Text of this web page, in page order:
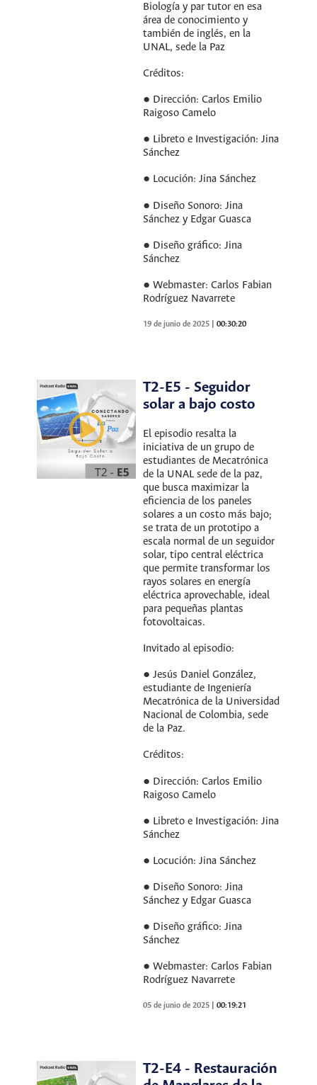
Biología y par tutor en esa
área de conocimiento y
también de inglés, en la
UNAL, sede la Paz
Créditos:
● Dirección: Carlos Emilio
Raigoso Camelo
● Libreto e Investigación: Jina
Sánchez
● Locución: Jina Sánchez
● Diseño Sonoro: Jina
Sánchez y Edgar Guasca
● Diseño gráfico: Jina
Sánchez
● Webmaster: Carlos Fabian
Rodríguez Navarrete
19 de junio de 2025 |00:30:20
T2-E5 - Seguidor
solar a bajo costo
El episodio resalta la
iniciativa de un grupo de
estudiantes de Mecatrónica
de la UNAL sede de la paz,
que busca maximizar la
eficiencia de los paneles
solares a un costo más bajo;
se trata de un prototipo a
escala normal de un seguidor
solar, tipo central eléctrica
que permite transformar los
rayos solares en energía
eléctrica aprovechable, ideal
para pequeñas plantas
fotovoltaicas.
Invitado al episodio:
● Jesús Daniel González,
estudiante de Ingeniería
Mecatrónica de la Universidad
Nacional de Colombia, sede
de la Paz.
Créditos:
● Dirección: Carlos Emilio
Raigoso Camelo
● Libreto e Investigación: Jina
Sánchez
● Locución: Jina Sánchez
● Diseño Sonoro: Jina
Sánchez y Edgar Guasca
● Diseño gráfico: Jina
Sánchez
● Webmaster: Carlos Fabian
Rodríguez Navarrete
05 de junio de 2025 |00:19:21
T2-E4 - Restauración